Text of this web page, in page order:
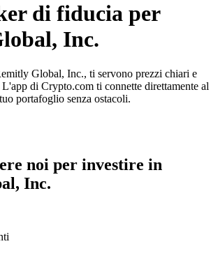
di fiducia per
Inc.
Global, Inc., ti servono prezzi chiari e
di Crypto.com ti connette direttamente al
portafoglio senza ostacoli.
noi per investire in
Inc.